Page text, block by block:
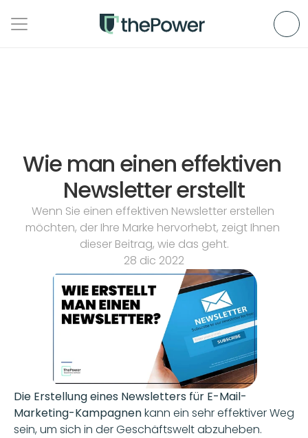
Wie man einen effektiven
Newsletter erstellt
Wenn Sie einen effektiven Newsletter erstellen
möchten, der Ihre Marke hervorhebt, zeigt Ihnen
dieser Beitrag, wie das geht.
28 dic 2022
Die Erstellung eines Newsletters für E-Mail-
Marketing-Kampagnen kann ein sehr effektiver Weg
sein, um sich in der Geschäftswelt abzuheben.